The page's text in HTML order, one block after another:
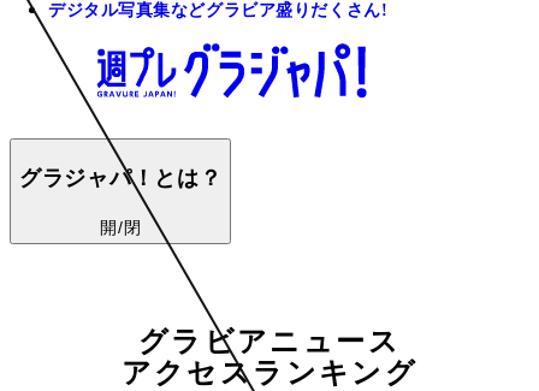
デジタル写真集などグラビア盛りだくさん!
グラジャパ！とは？
開/閉
グラビアニュース
アクセスランキング